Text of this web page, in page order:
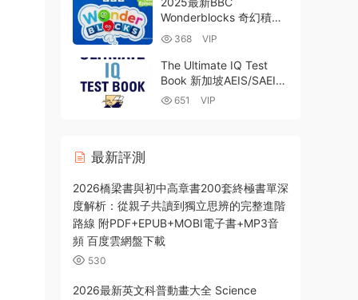
載
Wonderblocks 奇幻積木
幼兒編程思維啓蒙與邏輯
訓練動畫片全30集高清
MP4視頻資源 百度網盤下
載
368 VIP
The Ultimate IQ Test
Book 新加坡AEIS/SAEIS
考試中一中二中三必刷IQ
651 VIP
最新評測
2026橋梁書與初中高章書200套終極書單深
度解析：從親子共讀到獨立思辨的完整進階
路線 附PDF+EPUB+MOBI電子書+MP3音
頻 百度雲網盤下載
530
2026最新英文科普動畫大全 Science